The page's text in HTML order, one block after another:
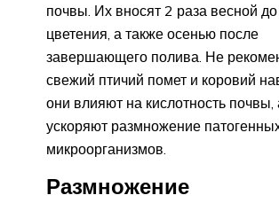
почвы. Их вносят 2 раза весной
цветения, а также осенью после
завершающего полива. Не
свежий птичий помет и коровий
они влияют на кислотность почвы,
ускоряют размножение
микроорганизмов.
Размножение